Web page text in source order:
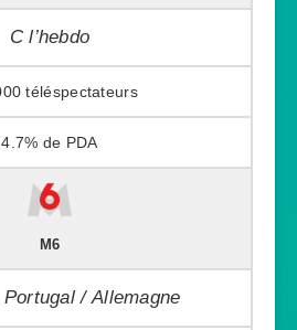
C l’hebdo
4.7%
M6
/ Allemagne